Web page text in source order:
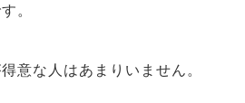
。
意な人はあまりいません。